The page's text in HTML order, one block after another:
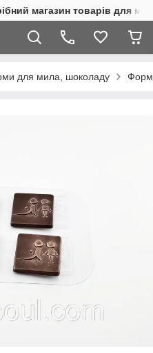
магазин товарів для
для мила, шоколаду